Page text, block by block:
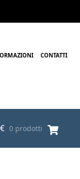
CONTATTI
€ 0 prodotti